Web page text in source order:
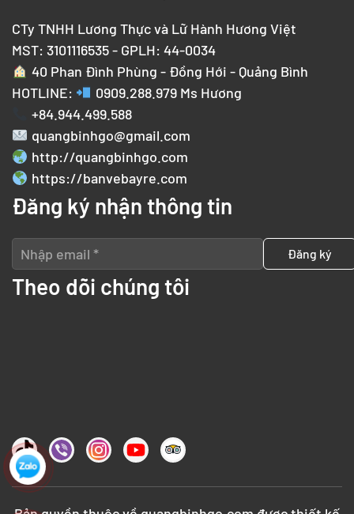
CTy TNHH Lương Thực và Lữ Hành Hương Việt
MST: 3101116535 - GPLH: 44-0034
40 Phan Đình Phùng - Đồng Hới - Quảng Bình
HOTLINE:
0909.288.979Ms Hương
+84.944.499.588
quangbinhgo@gmail.com
http://quangbinhgo.com
https://banvebayre.com
Đăng ký nhận thông tin
Theo dõi chúng tôi